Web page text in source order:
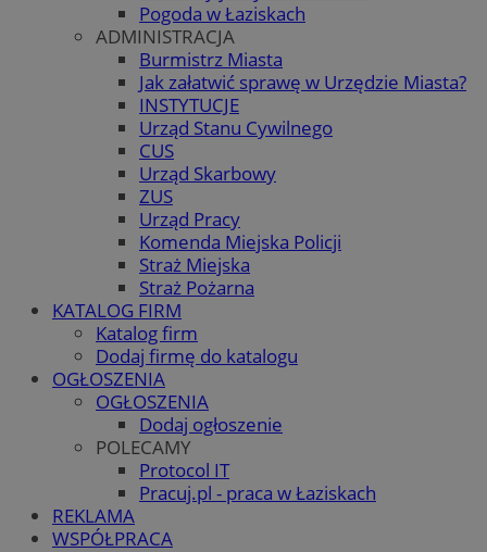
Pogoda w Łaziskach
ADMINISTRACJA
Burmistrz Miasta
Jak załatwić sprawę w Urzędzie Miasta?
INSTYTUCJE
Urząd Stanu Cywilnego
CUS
Urząd Skarbowy
ZUS
Urząd Pracy
Komenda Miejska Policji
Straż Miejska
Straż Pożarna
KATALOG FIRM
Katalog firm
Dodaj firmę do katalogu
OGŁOSZENIA
OGŁOSZENIA
Dodaj ogłoszenie
POLECAMY
Protocol IT
Pracuj.pl - praca w Łaziskach
REKLAMA
WSPÓŁPRACA